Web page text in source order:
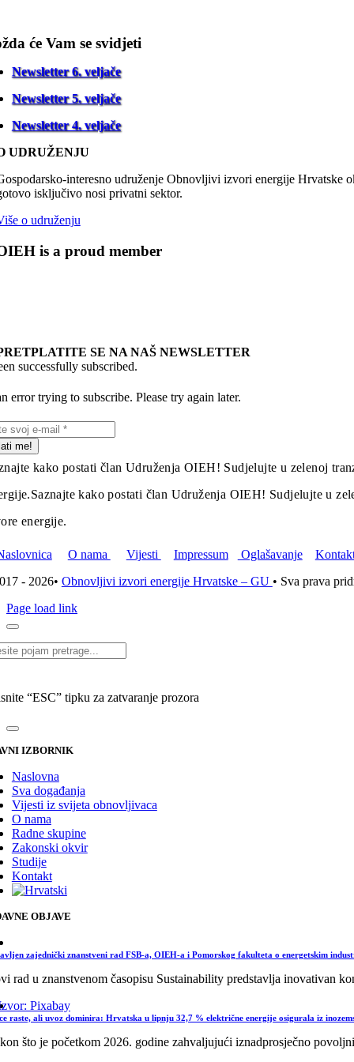
će Vam se svidjeti
Newsletter 6. veljače
Newsletter 5. veljače
Newsletter 4. veljače
UDRUŽENJU
interesno udruženje Obnovljivi izvori energije
isključivo nosi privatni sektor.
o udruženju
is a proud member
SE NA NAŠ NEWSLETTER
successfully subscribed.
error trying to subscribe. Please try again later.
me!
kako postati član Udruženja OIEH! Sudjelujte u zelenoj
Saznajte kako postati član Udruženja OIEH! Sudjelujte u
energije.
O nama Vijesti Impressum Oglašavanje
- 2026• Obnovljivi izvori energije Hrvatske – GU • Sva prava
Page load link
“ESC” tipku za zatvaranje prozora
IZBORNIK
Naslovna
Sva događanja
Vijesti iz svijeta obnovljivaca
O nama
Radne skupine
Zakonski okvir
Studije
Kontakt
OBJAVE
zajednički znanstveni rad FSB-a, OIEH-a i Pomorskog fakulteta o energetskim
rad u znanstvenom časopisu Sustainability predstavlja inovativan
raste, ali uvoz dominira: Hrvatska u lipnju 32,7 % električne energije osigurala iz
što je početkom 2026. godine zahvaljujući iznadprosječno